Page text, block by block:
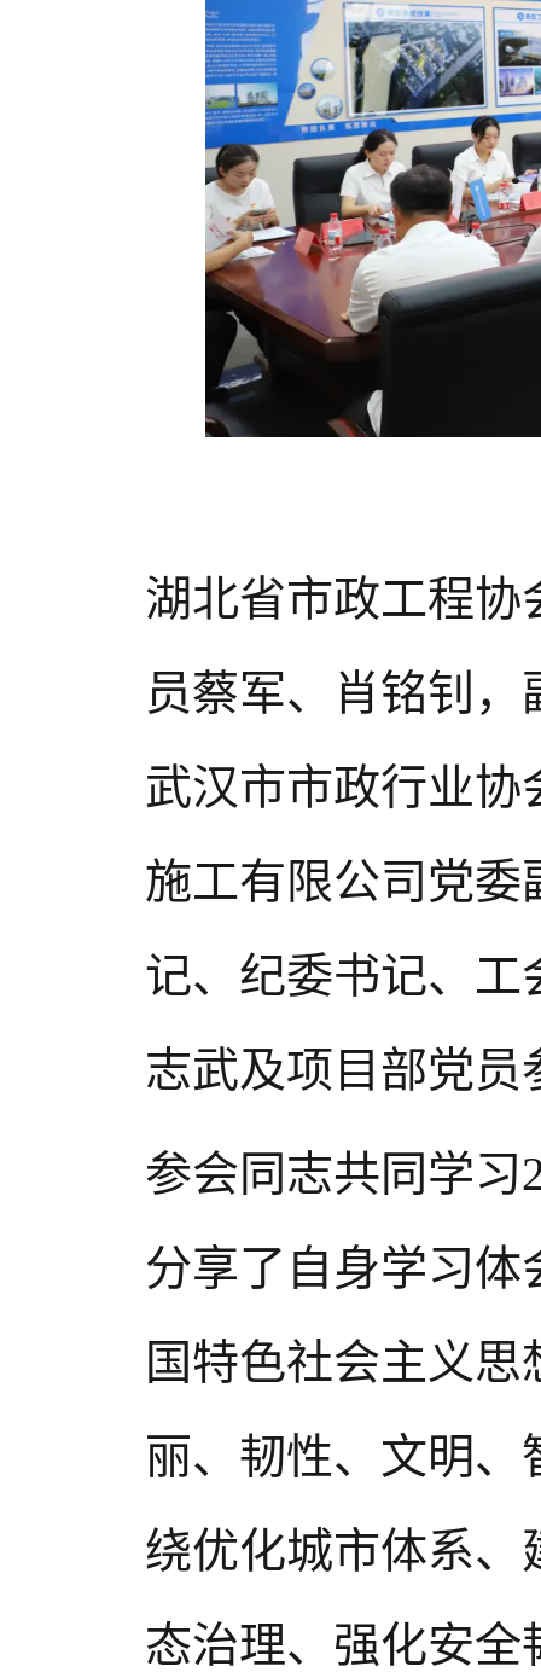
湖北省市政工程
员蔡军、肖铭钊
武汉市市政行业协
施工有限公司党
记、纪委书记、
志武及项目部党员
参会同志共同学习
分享了自身学习体
国特色社会主义
丽、韧性、文明、
绕优化城市体系、
态治理、强化安